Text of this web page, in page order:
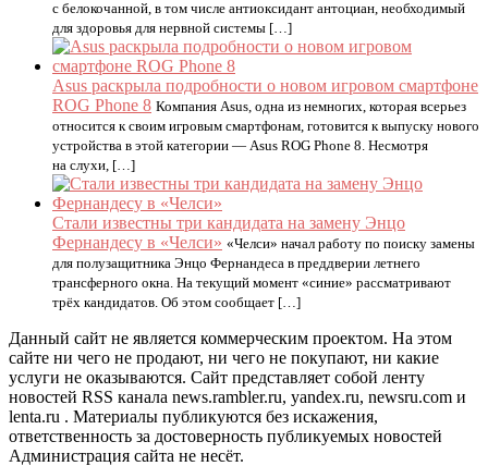
с белокочанной, в том числе антиоксидант антоциан, необходимый
для здоровья для нервной системы […]
Asus раскрыла подробности о новом игровом смартфоне
ROG Phone 8 Компания Asus, одна из немногих, которая всерьез
относится к своим игровым смартфонам, готовится к выпуску нового
устройства в этой категории — Asus ROG Phone 8. Несмотря
на слухи, […]
Стали известны три кандидата на замену Энцо
Фернандесу в «Челси» «Челси» начал работу по поиску замены
для полузащитника Энцо Фернандеса в преддверии летнего
трансферного окна. На текущий момент «синие» рассматривают
трёх кандидатов. Об этом сообщает […]
Данный сайт не является коммерческим проектом. На этом
сайте ни чего не продают, ни чего не покупают, ни какие
услуги не оказываются. Сайт представляет собой ленту
новостей RSS канала news.rambler.ru, yandex.ru, newsru.com и
lenta.ru . Материалы публикуются без искажения,
ответственность за достоверность публикуемых новостей
Администрация сайта не несёт.